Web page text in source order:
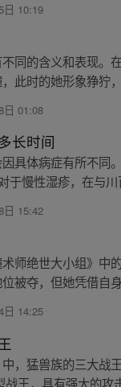
日 10:19
同的含义和表现。
此时的她形象狰狞
日 01:08
长时间
具体病症有所不同
于慢性湿疹，在与
日 15:42
师绝世大小组》中
被夺，但她凭借自
日 14:25
，猛兽族的三大战
战王，具有强大的攻